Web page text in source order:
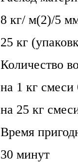
8 кг/ м(2)/5
25 кг
Количество
на 1 кг
на 25 кг
Время
30 минут